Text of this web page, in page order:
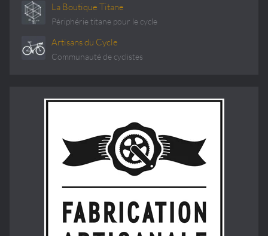
La Boutique Titane
Périphérie titane pour le cycle
Artisans du Cycle
Communauté de cyclistes